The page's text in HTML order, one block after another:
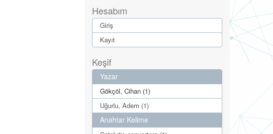
Hesabım
Giriş
Kayıt
Keşif
Yazar
Gökçöl, Cihan (1)
Uğurlu, Adem (1)
Anahtar Kelime